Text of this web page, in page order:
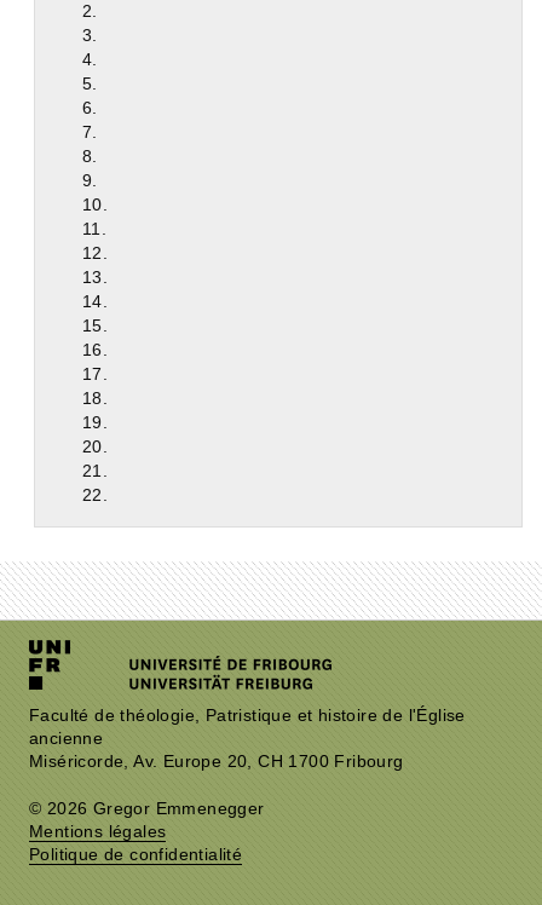
2.
3.
4.
5.
6.
7.
8.
9.
10.
11.
12.
13.
14.
15.
16.
17.
18.
19.
20.
21.
22.
Faculté de théologie, Patristique et histoire de l'Église
ancienne
Miséricorde, Av. Europe 20, CH 1700 Fribourg
© 2026 Gregor Emmenegger
Mentions légales
Politique de confidentialité